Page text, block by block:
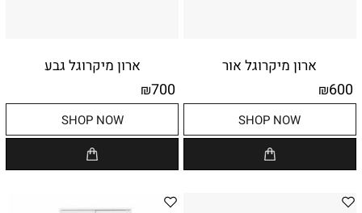
ארון מיקרוגל אור
₪600
SHOP NOW
ארון מיקרוגל גבע
₪700
SHOP NOW